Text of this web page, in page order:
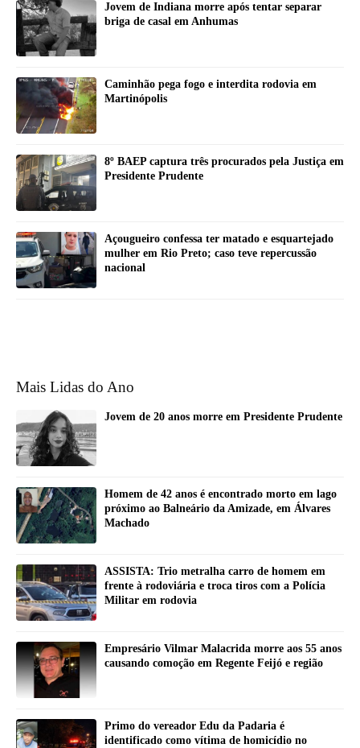
Jovem de Indiana morre após tentar separar
briga de casal em Anhumas
Caminhão pega fogo e interdita rodovia em
Martinópolis
8º BAEP captura três procurados pela Justiça em
Presidente Prudente
Açougueiro confessa ter matado e esquartejado
mulher em Rio Preto; caso teve repercussão
nacional
Mais Lidas do Ano
Jovem de 20 anos morre em Presidente Prudente
Homem de 42 anos é encontrado morto em lago
próximo ao Balneário da Amizade, em Álvares
Machado
ASSISTA: Trio metralha carro de homem em
frente à rodoviária e troca tiros com a Polícia
Militar em rodovia
Empresário Vilmar Malacrida morre aos 55 anos
causando comoção em Regente Feijó e região
Primo do vereador Edu da Padaria é
identificado como vítima de homicídio no